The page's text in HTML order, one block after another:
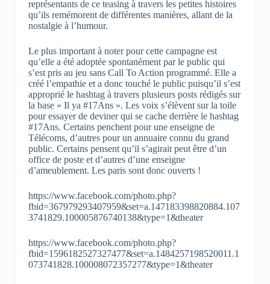
représentants de ce teasing à travers les petites histoires
qu’ils remémorent de différentes manières, allant de la
nostalgie à l’humour.
Le plus important à noter pour cette campagne est
qu’elle a été adoptée spontanément par le public qui
s’est pris au jeu sans Call To Action programmé. Elle a
créé l’empathie et a donc touché le public puisqu’il s’est
approprié le hashtag à travers plusieurs posts rédigés sur
la base « Il ya #17Ans ». Les voix s’élèvent sur la toile
pour essayer de deviner qui se cache derrière le hashtag
#17Ans. Certains penchent pour une enseigne de
Télécoms, d’autres pour un annuaire connu du grand
public. Certains pensent qu’il s’agirait peut être d’un
office de poste et d’autres d’une enseigne
d’ameublement. Les paris sont donc ouverts !
https://www.facebook.com/photo.php?
fbid=367979293407959&set=a.147183398820884.107
3741829.100005876740138&type=1&theater
https://www.facebook.com/photo.php?
fbid=1596182527327477&set=a.1484257198520011.1
073741828.100008072357277&type=1&theater